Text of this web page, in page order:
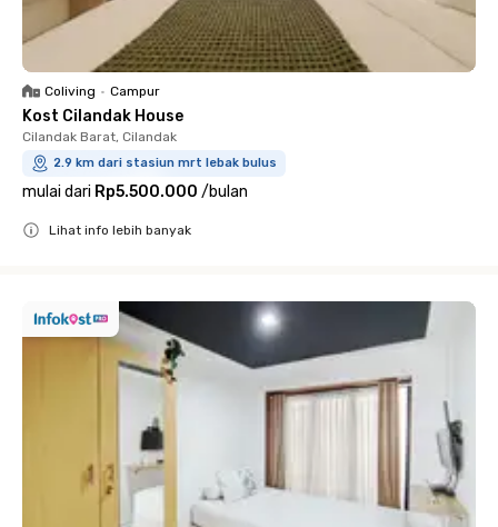
Coliving • Campur
Kost Cilandak House
Cilandak Barat, Cilandak
2.9 km dari stasiun mrt lebak bulus
mulai dari Rp5.500.000 /bulan
Lihat info lebih banyak